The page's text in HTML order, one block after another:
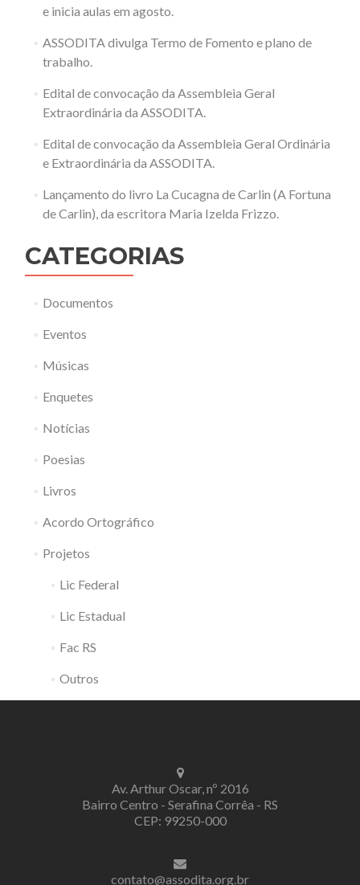
e inicia aulas em agosto.
ASSODITA divulga Termo de Fomento e plano de
trabalho.
Edital de convocação da Assembleia Geral
Extraordinária da ASSODITA.
Edital de convocação da Assembleia Geral Ordinária
e Extraordinária da ASSODITA.
Lançamento do livro La Cucagna de Carlin (A Fortuna
de Carlin), da escritora Maria Izelda Frizzo.
CATEGORIAS
Documentos
Eventos
Músicas
Enquetes
Notícias
Poesias
Livros
Acordo Ortográfico
Projetos
Lic Federal
Lic Estadual
Fac RS
Outros
Av. Arthur Oscar, nº 2016
Bairro Centro - Serafina Corrêa - RS
CEP: 99250-000
contato@assodita.org.br